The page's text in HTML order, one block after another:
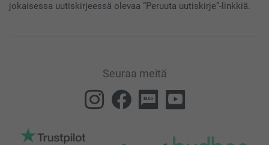
jokaisessa uutiskirjeessä olevaa “Peruuta uutiskirje”-linkkiä.
Seuraa meitä